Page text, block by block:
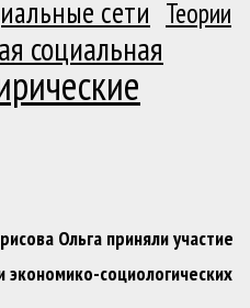
сети Теории
социальная
Ольга приняли участие
социологических